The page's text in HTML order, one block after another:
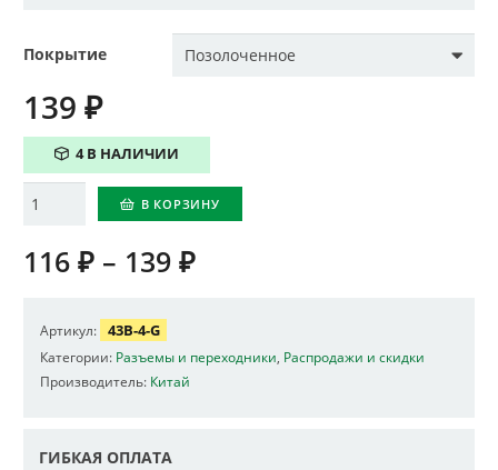
Покрытие
139 ₽
4 В НАЛИЧИИ
Количество В КОРЗИНУ
116 ₽ – 139 ₽
Артикул: 43B-4-G
Категории: Разъемы и переходники Распродажи и скидки
Производитель: Китай
ГИБКАЯ ОПЛАТА